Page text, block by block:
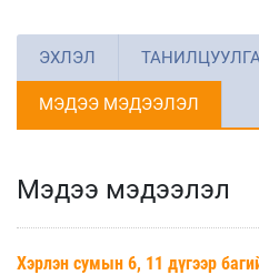
ЭХЛЭЛ
МЭДЭЭ МЭДЭЭЛЭЛ
Мэдээ мэдээлэл
Хэрлэн сумын 6, 11 дүгээр